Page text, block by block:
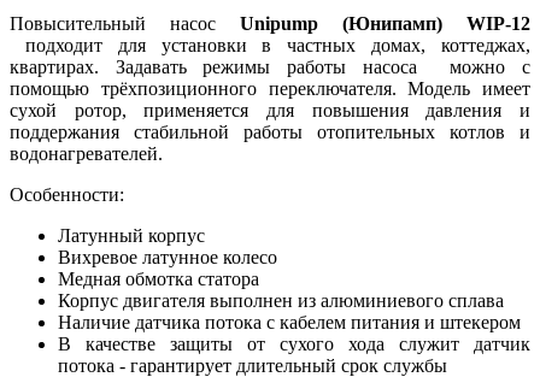
Повысительный насос Unipump (Юнипамп) WIP-12
подходит для установки в частных домах, коттеджах,
квартирах. Задавать режимы работы насоса можно с
помощью трёхпозиционного переключателя. Модель имеет
сухой ротор, применяется для повышения давления и
поддержания стабильной работы отопительных котлов и
водонагревателей.
Особенности:
Латунный корпус
Вихревое латунное колесо
Медная обмотка статора
Корпус двигателя выполнен из алюминиевого сплава
Наличие датчика потока с кабелем питания и штекером
В качестве защиты от сухого хода служит датчик
потока - гарантирует длительный срок службы